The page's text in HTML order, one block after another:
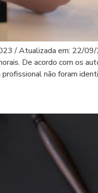
/ Atualizada em: 22/
De acordo com os
não foram